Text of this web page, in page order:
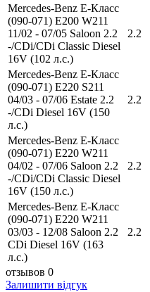
Mercedes-Benz E-Класс
(090-071) E200 W211
11/02 - 07/05 Saloon 2.2
-/CDi/CDi Classic Diesel
16V (102 л.с.)
2.2
Mercedes-Benz E-Класс
(090-071) E220 S211
04/03 - 07/06 Estate 2.2
-/CDi Diesel 16V (150
л.с.)
2.2
Mercedes-Benz E-Класс
(090-071) E220 W211
04/02 - 07/06 Saloon 2.2
-/CDi/CDi Classic Diesel
16V (150 л.с.)
2.2
Mercedes-Benz E-Класс
(090-071) E220 W211
03/03 - 12/08 Saloon 2.2
CDi Diesel 16V (163
л.с.)
2.2
отзывов 0
Залишити відгук